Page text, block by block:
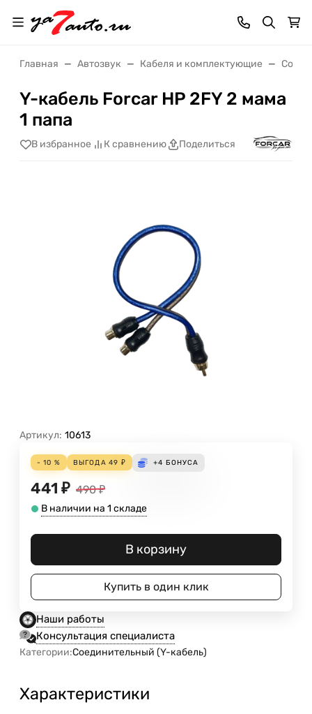
Главная Автозвук Кабеля и комплектующие
Y-кабель Forcar HP 2FY 2 мама
1 папа
В избранное К сравнению Поделиться
Артикул: 10613
- 10 % ВЫГОДА 49 ₽ +4 БОНУСА
441 ₽ 490 ₽
В наличии на 1 складе
В корзину
Купить в один клик
Наши работы
Консультация специалиста
Категории:Соединительный (Y-кабель)
Характеристики